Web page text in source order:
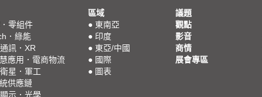
零組件
．綠能
訊．XR
應用．電商物流
星．軍工
供應鏈
示．光學
區域
● 東南亞
● 印度
● 東亞/中國
● 國際
● 圖表
議題
觀點
影音
商情
展會專區